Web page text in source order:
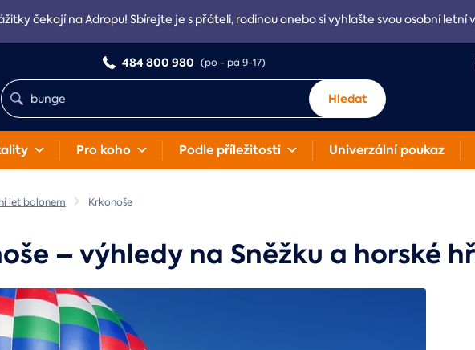
čekají na Adropu! Sbírejte je s přáteli, rodinou anebo si vyhlašte svou osobní letní
484 800 980 (po - pá 9-17)
Hledat
Pro koho Podle příležitosti Univerzální poukaz
let balonem Krkonoše
– výhledy na Sněžku a horské